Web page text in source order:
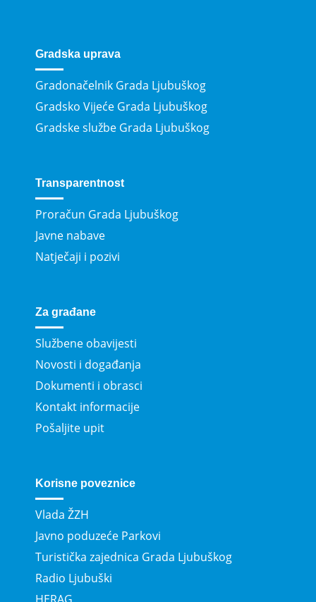
Gradska uprava
Gradonačelnik Grada Ljubuškog
Gradsko Vijeće Grada Ljubuškog
Gradske službe Grada Ljubuškog
Transparentnost
Proračun Grada Ljubuškog
Javne nabave
Natječaji i pozivi
Za građane
Službene obavijesti
Novosti i događanja
Dokumenti i obrasci
Kontakt informacije
Pošaljite upit
Korisne poveznice
Vlada ŽZH
Javno poduzeće Parkovi
Turistička zajednica Grada Ljubuškog
Radio Ljubuški
HERAG